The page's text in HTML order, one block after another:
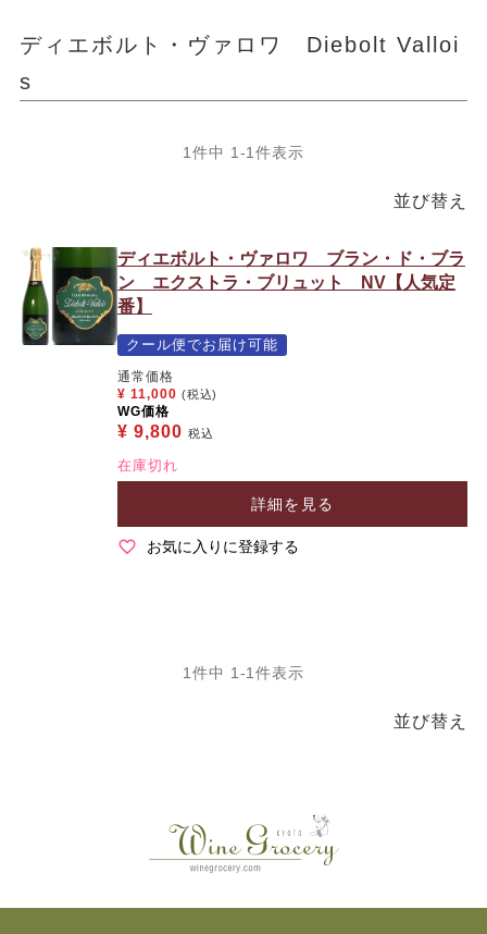
ディエボルト・ヴァロワ Diebolt Valloi
s
並び替え
1 件中 1 -1件表示
ディエボルト・ヴァロワ ブラン・ド・ブラ
ン エクストラ・ブリュット NV【人気定
番】
クール便でお届け可能
通常価格
¥ 11,000 (税込)
WG価格
¥ 9,800 税込
在庫切れ
詳細を見る
お気に入りに登録する
並び替え
1 件中 1 -1件表示